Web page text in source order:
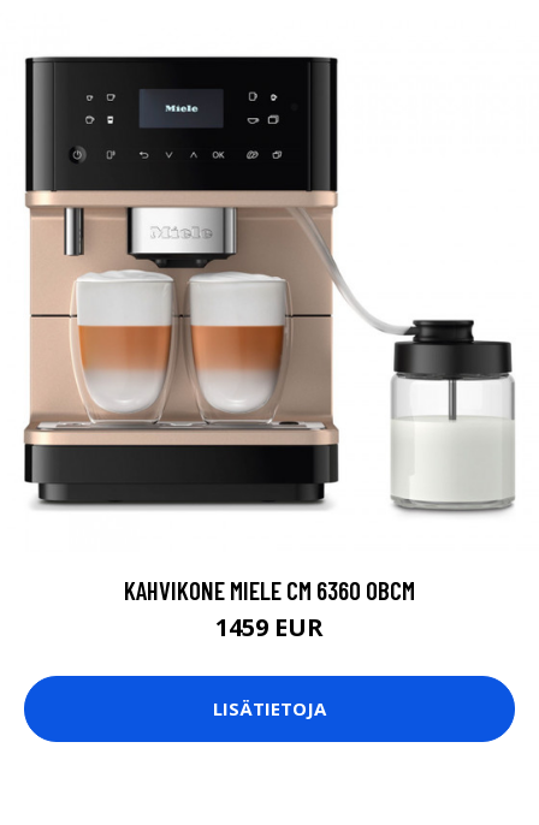
KAHVIKONE MIELE CM 6360 OBCM
1459 EUR
LISÄTIETOJA